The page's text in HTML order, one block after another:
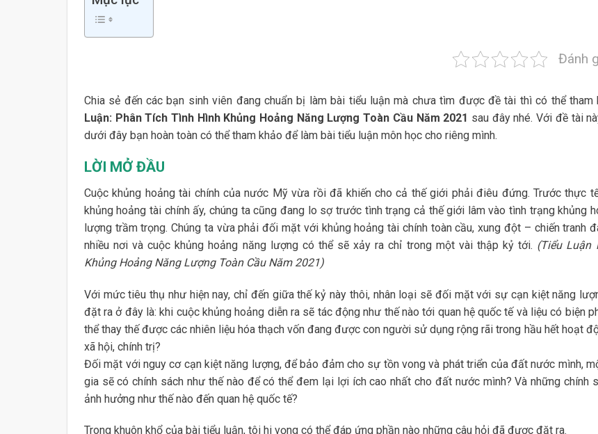
Đánh
Chia sẻ đến các bạn sinh viên đang chuẩn bị làm bài tiểu luận mà chưa tìm được đề tài thì có thể tham
Luận: Phân Tích Tình Hình Khủng Hoảng Năng Lượng Toàn Cầu Năm 2021 sau đây nhé. Với đề tài
dưới đây bạn hoàn toàn có thể tham khảo để làm bài tiểu luận môn học cho riêng mình.
LỜI MỞ ĐẦU
Cuộc khủng hoảng tài chính của nước Mỹ vừa rồi đã khiến cho cả thế giới phải điêu đứng. Trước thực
khủng hoảng tài chính ấy, chúng ta cũng đang lo sợ trước tình trạng cả thế giới lâm vào tình trạng khủng
lượng trầm trọng. Chúng ta vừa phải đối mặt với khủng hoảng tài chính toàn cầu, xung đột – chiến tranh
nhiều nơi và cuộc khủng hoảng năng lượng có thể sẽ xảy ra chỉ trong một vài thập kỷ tới. (Tiểu Luận
Khủng Hoảng Năng Lượng Toàn Cầu Năm 2021)
Với mức tiêu thụ như hiện nay, chỉ đến giữa thế kỷ này thôi, nhân loại sẽ đối mặt với sự cạn kiệt năng
đặt ra ở đây là: khi cuộc khủng hoảng diễn ra sẽ tác động như thế nào tới quan hệ quốc tế và liệu có biện
thể thay thế được các nhiên liệu hóa thạch vốn đang được con người sử dụng rộng rãi trong hầu hết hoạt
xã hội, chính trị?
Đối mặt với nguy cơ cạn kiệt năng lượng, để bảo đảm cho sự tồn vong và phát triển của đất nước mình,
gia sẽ có chính sách như thế nào để có thể đem lại lợi ích cao nhất cho đất nước mình? Và những chính
ảnh hưởng như thế nào đến quan hệ quốc tế?
Trong khuôn khổ của bài tiểu luận, tôi hi vọng có thể đáp ứng phần nào những câu hỏi đã được đặt ra.